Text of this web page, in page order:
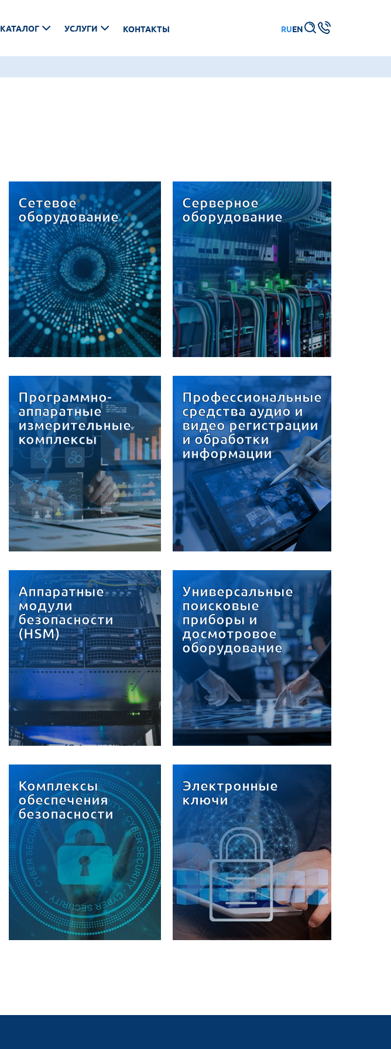
КАТАЛОГ УСЛУГИ КОНТАКТЫ RUEN
Сетевое
оборудование
Серверное
оборудование
Программно-
аппаратные
измерительные
комплексы
Профессиональные
средства аудио и
видео регистрации
и обработки
информации
Аппаратные
модули
безопасности
(HSM)
Универсальные
поисковые
приборы и
досмотровое
оборудование
Комплексы
обеспечения
безопасности
Электронные
ключи